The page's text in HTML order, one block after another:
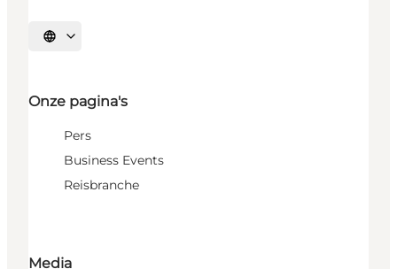
Selecteer taal
Onze pagina's
Pers
Business Events
Reisbranche
Media